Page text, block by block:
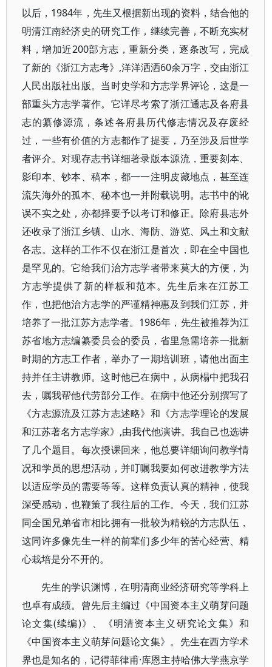
以后，1984年，先生又根据新出现的资料，结合他的
明清江南经济史的研究工作，继续完善，不断充实材
料，增加近200部方志，重新分类，逐条改写，完成
了新的《浙江方志考》,洋洋洒洒60余万字，交由浙江
人民出版社出版。当时史学和方志学界评论，这是一
部重头方志学著作。它详尽考索了浙江通志及各府县
志的纂修源流，条述各府县历代修志情况及存废经
过，一些有价值的方志都作了提要，乃至涉及后世学
者评介。对现存志书详细著录版本源流，重要刻本、
影印本、钞本、稿本，都一一注明皮藏地点，甚至连
流失海外的孤本、秘本也一并附载说明。志书中的讹
误不实之处，亦都择要予以考订和修正。除府县志外
还收录了浙江乡镇、山水、海防、游览、风土和文献
各志。这样的工作不仅在浙江是首次，即在全中国也
是罕见的。它给我们治方志学者带来莫大的方便，为
方志学提供了新的样板和范本。先生后来在江苏工
作，也把他治方志学的严谨精神惠及到我们江苏，并
培养了一批江苏方志学者。1986年，先生被推荐为江
苏省地方志编纂委员会的委员，省里急需培养一批新
时期的方志工作者，举办了一期培训班，请他出面主
持并任主讲教师。这时他已在病中，从病榻中把我召
去，嘱我帮他代劳部分工作。在病中他还分别撰写了
《方志源流及江苏方志述略》和《方志学理论的发展
和江苏著名方志学家》,由我代他演讲。我自己也选讲
了几个题目。每次授课回来，他总要详细询问教学情
况和学员的思想活动，并叮嘱我要如何改进教学方法
以适应学员的需要等等。这样负责认真的精神，使我
深受感动，也鞭策了我往后的工作。今天，我们江苏
同全国兄弟省市相比拥有一批较为精锐的方志队伍，
这同许多像先生一样的前辈们多少年的苦心经营、精
心栽培是分不开的。
先生的学识渊博，在明清商业经济研究等学科上
也卓有成绩。曾先后主编过《中国资本主义萌芽问题
论文集(续编)》、《明清资本主义研究论文集》和
《中国资本主义萌芽问题论文集》。先生在西方学术
界也是知名的，记得菲律甫·库恩主持哈佛大学燕京学